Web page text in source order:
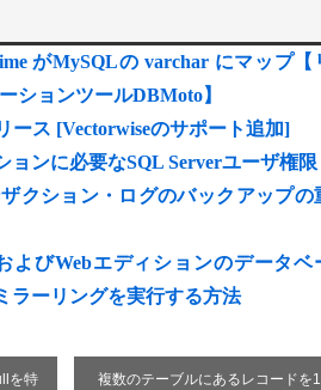
がMySQLの varchar にマップ【
ションツールDBMoto】
ース [Vectorwiseのサポート追加]
ョンに必要なSQL Serverユーザ権限
クション・ログのバックアップの
よびWebエディションのデータベ
ラーリングを実行する方法
を特
複数のテーブルにあるレコードを1